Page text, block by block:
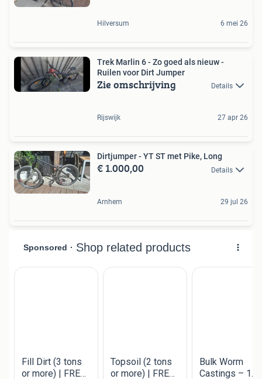
Hilversum 6 mei 26
Trek Marlin 6 - Zo goed als nieuw -
Ruilen voor Dirt Jumper
Zie omschrijving Details
Rijswijk 27 apr 26
Dirtjumper - YT ST met Pike, Long
€ 1.000,00 Details
Arnhem 29 jul 26